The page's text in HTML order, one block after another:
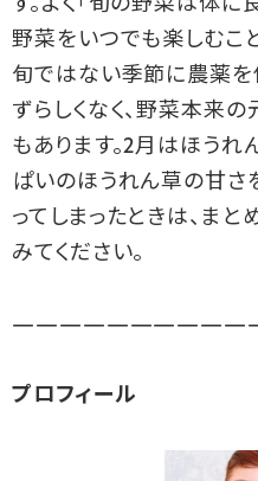
す。よく「旬の野菜は体に
野菜をいつでも楽しむこ
旬ではない季節に農薬を
ずらしくなく、野菜本来
もあります。2月はほうれ
ぱいのほうれん草の甘さ
ってしまったときは、ま
みてください。
プロフィール